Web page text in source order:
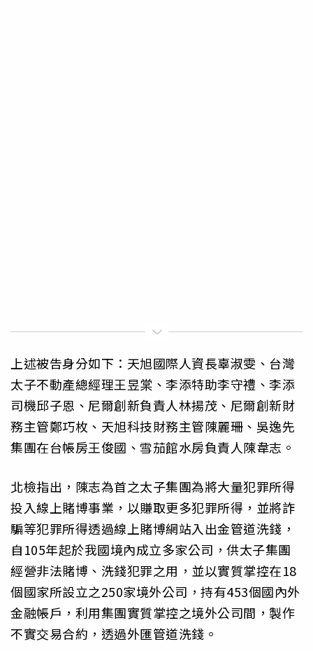
上述被告身分如下：天旭國際人資長辜淑雯、台灣
太子不動產總經理王昱棠、李添特助李守禮、李添
司機邱子恩、尼爾創新負責人林揚茂、尼爾創新財
務主管鄭巧枚、天旭科技財務主管陳麗珊、吳逸先
集團在台帳房王俊國、雪茄館水房負責人陳韋志。
北檢指出，陳志為首之太子集團為將大量犯罪所得
投入線上賭博事業，以賺取更多犯罪所得，並將詐
騙等犯罪所得透過線上賭博網站入出金管道洗錢，
自105年起於我國境內成立多家公司，供太子集團
經營非法賭博、洗錢犯罪之用，並以實質掌控在18
個國家所設立之250家境外公司，持有453個國內外
金融帳戶，利用集團實質掌控之境外公司間，製作
不實交易合約，透過外匯管道洗錢。